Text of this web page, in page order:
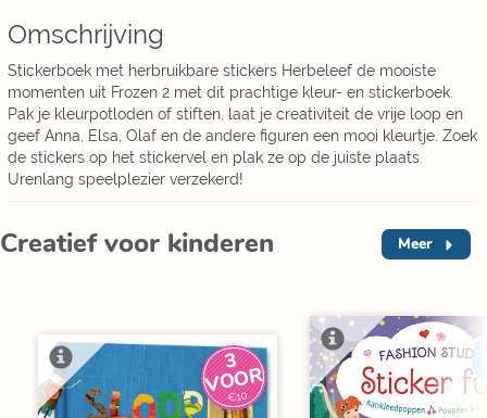
Omschrijving
Stickerboek met herbruikbare stickers Herbeleef de mooiste
momenten uit Frozen 2 met dit prachtige kleur- en stickerboek.
Pak je kleurpotloden of stiften, laat je creativiteit de vrije loop en
geef Anna, Elsa, Olaf en de andere figuren een mooi kleurtje. Zoek
de stickers op het stickervel en plak ze op de juiste plaats.
Urenlang speelplezier verzekerd!
Creatief voor kinderen Meer
3
V
O
O
R
€10